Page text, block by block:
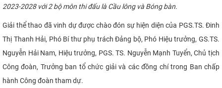
HTQT
CỰU NGƯỜI HỌC
2023-2028 với 2 bộ môn thi đấu là Cầu lông và Bóng bàn.
Giải thể thao đã vinh dự được chào đón sự hiện diện của PGS.TS. Đinh
Thị Thanh Hải, Phó Bí thư phụ trách Đảng bộ, Phó Hiệu trưởng, GS.TS.
Nguyễn Hải Nam, Hiệu trưởng, PGS. TS. Nguyễn Mạnh Tuyển, Chủ tịch
Công đoàn, Trưởng ban tổ chức giải và các đồng chí trong Ban chấp
hành Công đoàn tham dự.